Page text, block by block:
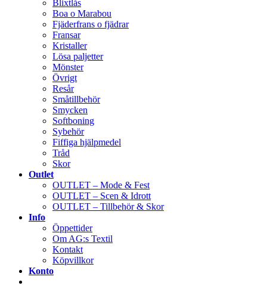
Blixtlås
Boa o Marabou
Fjäderfrans o fjädrar
Fransar
Kristaller
Lösa paljetter
Mönster
Övrigt
Resår
Småtillbehör
Smycken
Softboning
Sybehör
Fiffiga hjälpmedel
Tråd
Skor
Outlet
OUTLET – Mode & Fest
OUTLET – Scen & Idrott
OUTLET – Tillbehör & Skor
Info
Öppettider
Om AG:s Textil
Kontakt
Köpvillkor
Konto